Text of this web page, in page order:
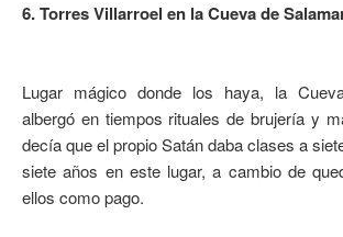
6. Torres Villarroel en la Cueva de
Lugar mágico donde los haya, la
albergó en tiempos rituales de brujería y
decía que el propio Satán daba clases a
siete años en este lugar, a cambio de
ellos como pago.